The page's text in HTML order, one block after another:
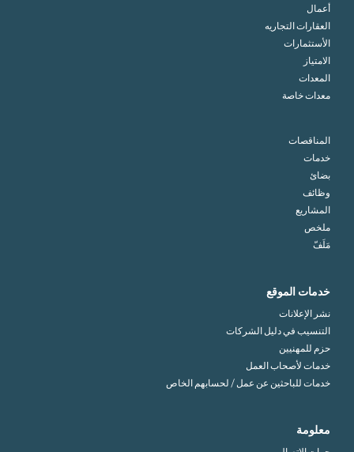
أعمال
العقارات التجاريه
الأستثمارات
الامتياز
المعدات
معدات خاصة
المناقصات
خدمات
بضائ
وظائف
المشاريع
ملخص
مَلَفّ
خدمات الموقع
نشر الإعلانات
التنسيب في دليل الشركات
حزم للمهنيين
خدمات لأصحاب العمل
خدمات للباحثين عن عمل / لحسابهم الخاص
معلومة